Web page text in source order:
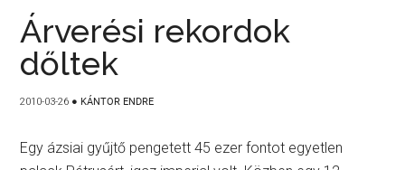
Árverési rekordok
dőltek
2010-03-26 ● KÁNTOR ENDRE
Egy ázsiai gyűjtő pengetett 45 ezer fontot egyetlen